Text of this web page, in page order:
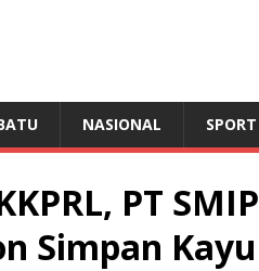
NASIONAL SPORT
PT SMIP
Simpan Kayu